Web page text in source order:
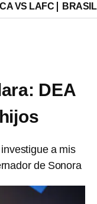
VS LAFC
DEA
a mis
de Sonora